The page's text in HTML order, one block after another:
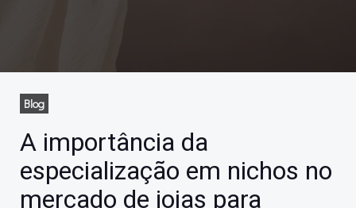
Blog
A importância da
especialização em nichos no
mercado de joias para